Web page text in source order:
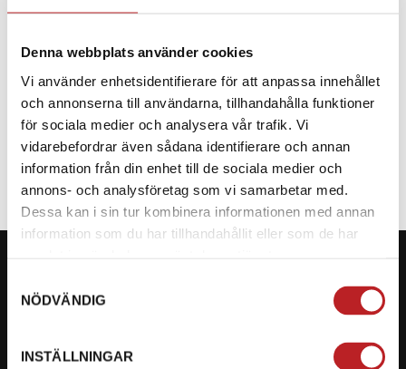
Denna webbplats använder cookies
Vi använder enhetsidentifierare för att anpassa innehållet
och annonserna till användarna, tillhandahålla funktioner
för sociala medier och analysera vår trafik. Vi
vidarebefordrar även sådana identifierare och annan
information från din enhet till de sociala medier och
annons- och analysföretag som vi samarbetar med.
Dessa kan i sin tur kombinera informationen med annan
information som du har tillhandahållit eller som de har
NÖDVÄNDIG
INSTÄLLNINGAR
Reservdel till CF Moto
SPECIFIKATION
Ångra mitt köp